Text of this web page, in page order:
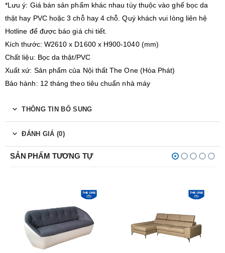
*Lưu ý: Giá bán sản phẩm khác nhau tùy thuộc vào ghế bọc da
thật hay PVC hoặc 3 chỗ hay 4 chỗ. Quý khách vui lòng liên hệ
Hotline để được báo giá chi tiết.
Kích thước: W2610 x D1600 x H900-1040 (mm)
Chất liệu: Bọc da thật/PVC
Xuất xứ: Sản phẩm của Nội thất The One (Hòa Phát)
Bảo hành: 12 tháng theo tiêu chuẩn nhà máy
THÔNG TIN BỔ SUNG
ĐÁNH GIÁ (0)
SẢN PHẨM TƯƠNG TỰ